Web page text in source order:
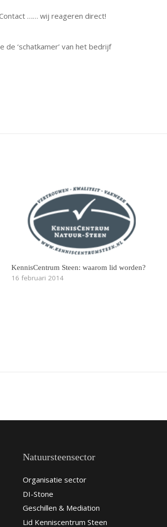
…… wij reageren direct!
‘schatkamer’ van het bedrijf
KennisCentrum Steen: waarom lid worden?
16 februari 2014
Natuursteensector
Organisatie sector
DI-Stone
Geschillen & Mediation
Lid Kenniscentrum Steen